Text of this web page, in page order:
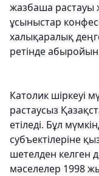
жазбаша растауы
ұсыныстар
халықаралық
ретінде абыройын
Католик шіркеуі
растаусыз
етіледі. Бұл
субъектілеріне
шетелден келген
мәселелер 1998